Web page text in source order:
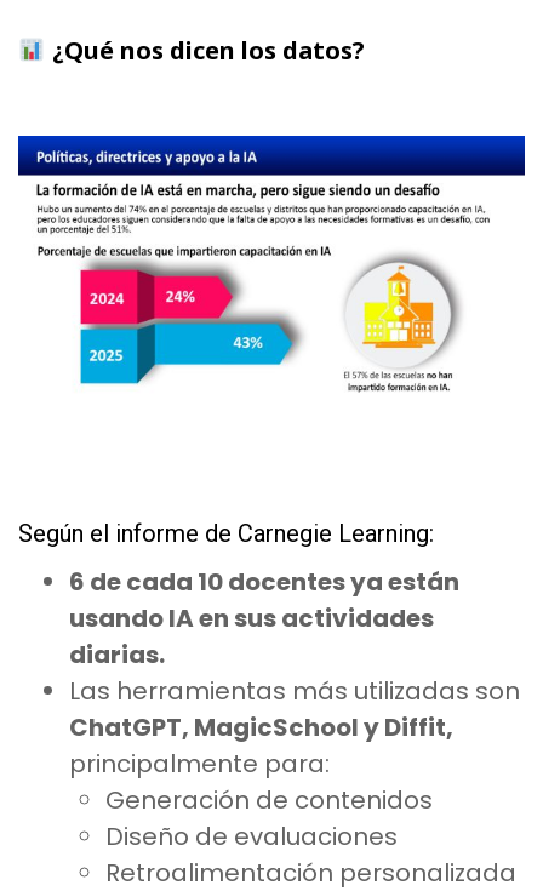
¿Qué nos dicen los datos?
Según el informe de Carnegie Learning:
6 de cada 10 docentes ya están
usando IA en sus actividades
diarias.
Las herramientas más utilizadas son
ChatGPT, MagicSchool y Diffit,
principalmente para:
Generación de contenidos
Diseño de evaluaciones
Retroalimentación personalizada